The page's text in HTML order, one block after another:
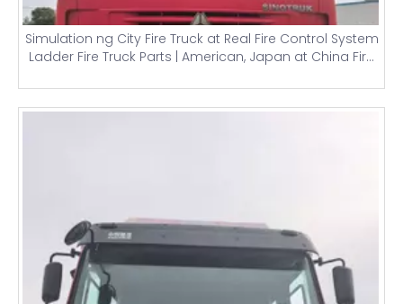
Simulation ng City Fire Truck at Real Fire Control System
Ladder Fire Truck Parts | American, Japan at China Fire